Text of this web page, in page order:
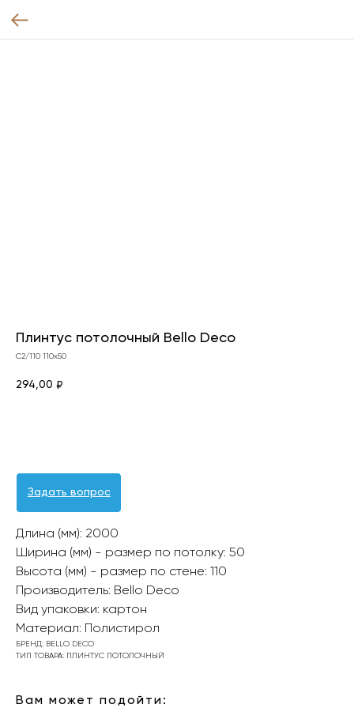
Плинтус потолочный Bello Deco
С2/110 110х50
294,00 ₽
Задать вопрос
Длина (мм): 2000
Ширина (мм) - размер по потолку: 50
Высота (мм) - размер по стене: 110
Производитель: Bello Deco
Вид упаковки: картон
Материал: Полистирол
БРЕНД: BELLO DECO
ТИП ТОВАРА: ПЛИНТУС ПОТОЛОЧНЫЙ
Вам может подойти: